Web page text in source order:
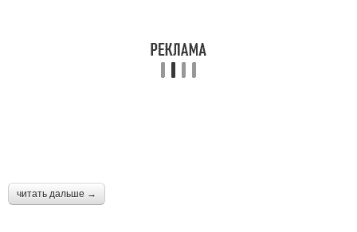
читать дальше →